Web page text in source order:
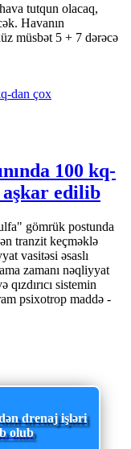
tutqun olacaq,
Havanın
müsbət 5 + 7 dərəcə
100 kq-
edilib
gömrük postunda
tranzit keçməklə
vasitəsi əsaslı
zamanı nəqliyyat
qızdırıcı sistemin
psixotrop maddə -
drenaj işləri
olub